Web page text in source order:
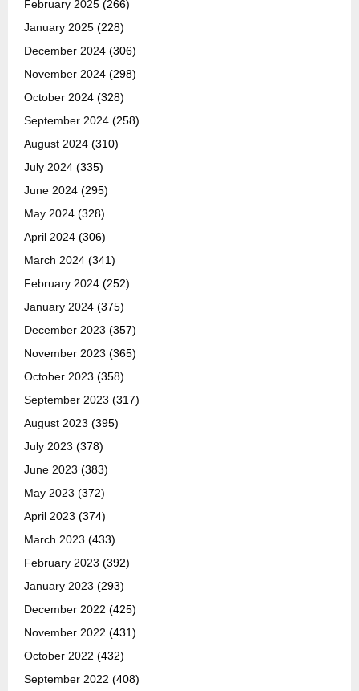
February 2025 (266)
January 2025 (228)
December 2024 (306)
November 2024 (298)
October 2024 (328)
September 2024 (258)
August 2024 (310)
July 2024 (335)
June 2024 (295)
May 2024 (328)
April 2024 (306)
March 2024 (341)
February 2024 (252)
January 2024 (375)
December 2023 (357)
November 2023 (365)
October 2023 (358)
September 2023 (317)
August 2023 (395)
July 2023 (378)
June 2023 (383)
May 2023 (372)
April 2023 (374)
March 2023 (433)
February 2023 (392)
January 2023 (293)
December 2022 (425)
November 2022 (431)
October 2022 (432)
September 2022 (408)